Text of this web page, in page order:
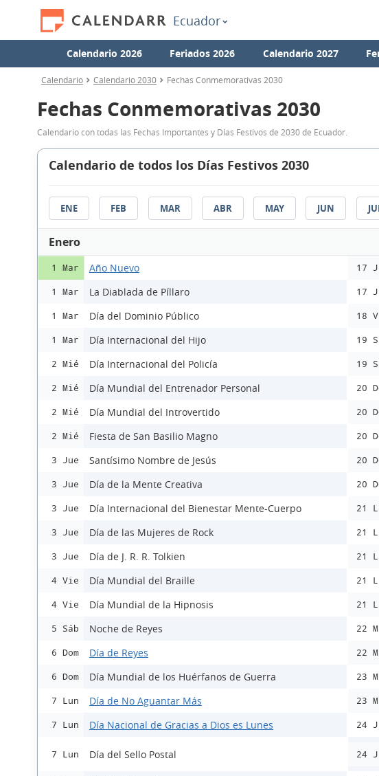
Ecuador
Calendario 2026 Feriados 2026 Calendario 2027
Calendario Calendario 2030 Fechas Conmemorativas 2030
Fechas Conmemorativas 2030
Calendario con todas las Fechas Importantes y Días Festivos de 2030 de Ecuador.
Calendario de todos los Días Festivos 2030
ENE FEB MAR ABR MAY JUN
Enero
1 Mar Año Nuevo
1 Mar La Diablada de Píllaro
1 Mar Día del Dominio Público
1 Mar Día Internacional del Hijo
2 Mié Día Internacional del Policía
2 Mié Día Mundial del Entrenador Personal
2 Mié Día Mundial del Introvertido
2 Mié Fiesta de San Basilio Magno
3 Jue Santísimo Nombre de Jesús
3 Jue Día de la Mente Creativa
3 Jue Día Internacional del Bienestar Mente-Cuerpo
3 Jue Día de las Mujeres de Rock
3 Jue Día de J. R. R. Tolkien
4 Vie Día Mundial del Braille
4 Vie Día Mundial de la Hipnosis
5 Sáb Noche de Reyes
6 Dom Día de Reyes
6 Dom Día Mundial de los Huérfanos de Guerra
7 Lun Día de No Aguantar Más
7 Lun Día Nacional de Gracias a Dios es Lunes
7 Lun Día del Sello Postal
17
17
18
19
19
20
20
20
20
20
21
21
21
21
21
22
22
23
23
24
24